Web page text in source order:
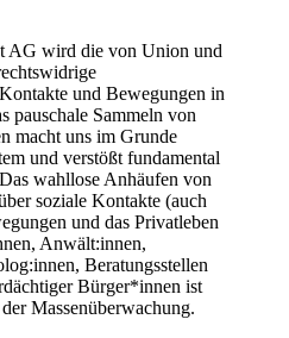
AG wird die von Union und
und Bewegungen in
pauschale Sammeln von
macht uns im Grunde
und verstößt fundamental
wahllose Anhäufen von
soziale Kontakte (auch
und das Privatleben
Anwält:innen,
Beratungsstellen
Bürger*innen ist
Massenüberwachung.